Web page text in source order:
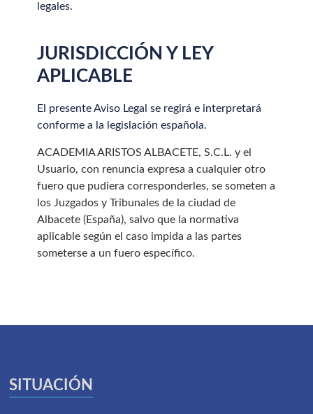
legales.
JURISDICCIÓN Y LEY
APLICABLE
El presente Aviso Legal se regirá e interpretará
conforme a la legislación española.
ACADEMIA ARISTOS ALBACETE, S.C.L. y el
Usuario, con renuncia expresa a cualquier otro
fuero que pudiera corresponderles, se someten a
los Juzgados y Tribunales de la ciudad de
Albacete (España), salvo que la normativa
aplicable según el caso impida a las partes
someterse a un fuero específico.
SITUACIÓN